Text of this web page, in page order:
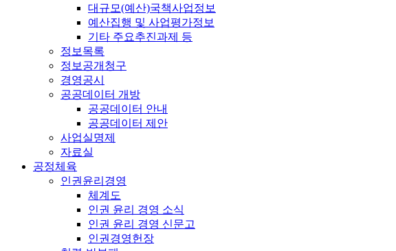
대규모(예산)국책사업정보
예산집행 및 사업평가정보
기타 주요추진과제 등
정보목록
정보공개청구
경영공시
공공데이터 개방
공공데이터 안내
공공데이터 제안
사업실명제
자료실
공정체육
인권윤리경영
체계도
인권 윤리 경영 소식
인권 윤리 경영 신문고
인권경영헌장